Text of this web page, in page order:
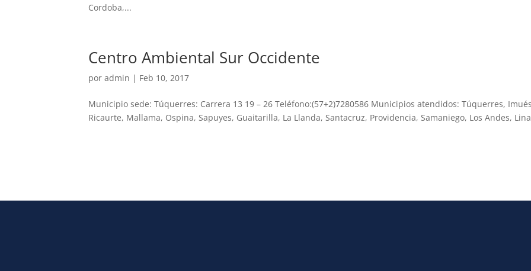
Cordoba,...
Centro Ambiental Sur Occidente
poradmin | Feb 10, 2017
Municipio sede: Túquerres: Carrera 13 19 – 26 Teléfono:(57+2)7280586 Municipios atendidos: Túquerres,
Ricaurte, Mallama, Ospina, Sapuyes, Guaitarilla, La Llanda, Santacruz, Providencia, Samaniego, Los Andes,